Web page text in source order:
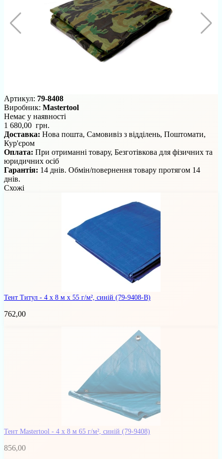
Артикул: 79-8408
Виробник: Mastertool
Немає у наявності
1 680,00 грн.
Доставка: Нова пошта, Самовивіз з відділень, Поштомати,
Кур'єром
Оплата: При отриманні товару, Безготівкова для фізичних та
юридичних осіб
Гарантія: 14 днів. Обмін/повернення товару протягом 14
днів.
Схожі
Тент Титул - 4 x 8 м x 55 г/м², синій (79-9408-В)
762,00
Тент Mastertool - 4 х 8 м 65 г/м², синій (79-9408)
856,00